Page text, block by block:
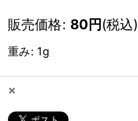
販売価格: 80円(税込)
重み: 1g
×